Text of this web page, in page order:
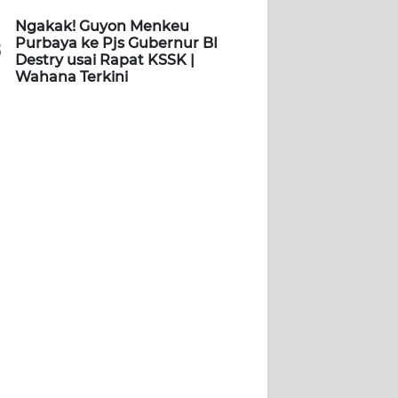
Ngakak! Guyon Menkeu
Purbaya ke Pjs Gubernur BI
Destry usai Rapat KSSK |
Wahana Terkini